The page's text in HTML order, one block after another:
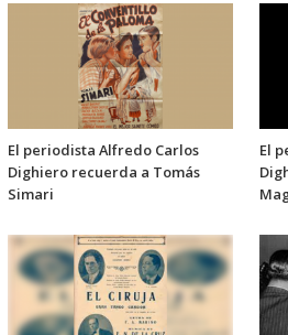
El periodista Alfredo Carlos
Dighiero recuerda a Tomás
Simari
El